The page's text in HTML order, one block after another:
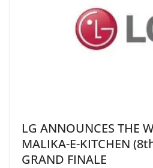
LG ANNOUNCES THE
MALIKA-E-KITCHEN
GRAND FINALE